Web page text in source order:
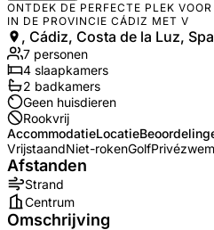
ONTDEK DE PERFECTE PLEK
IN DE PROVINCIE CÁDIZ MET V
, Cádiz, Costa de la Luz,
7 personen
4 slaapkamers
2 badkamers
Geen huisdieren
Rookvrij
AccommodatieLocatie
VrijstaandNiet-rokenGolf
Afstanden
Strand
Centrum
Omschrijving